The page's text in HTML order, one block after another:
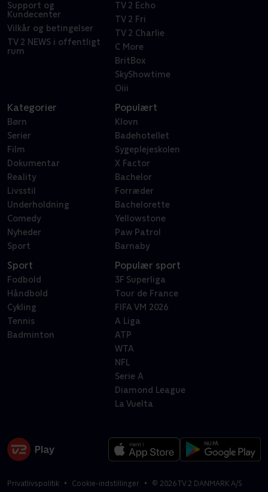
Support og
Kundecenter
Vilkår og betingelser
TV 2 NEWS i offentligt
rum
TV 2 Echo
TV 2 Fri
TV 2 Charlie
C More
BritBox
SkyShowtime
Oiii
Kategorier
Børn
Serier
Film
Dokumentar
Reality
Livsstil
Underholdning
Comedy
Nyheder
Sport
Populært
Klovn
Badehotellet
Sygeplejeskolen
X Factor
Bachelor
Forræder
Bachelorette
Yellowstone
Paw Patrol
Barnaby
Sport
Fodbold
Håndbold
Cykling
Tennis
Badminton
Populær sport
3F Superliga
Tour de France
FIFA VM 2026
A Liga
ATP
WTA
NFL
Serie A
Diamond League
La Vuelta
Privatlivspolitik Cookie-indstillinger © 2026TV 2 DANMARK A/S